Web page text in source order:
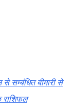
सम्बंधित बीमारी से
राशिफल